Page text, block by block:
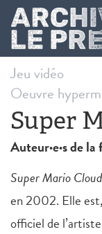
Aller au contenu principal
Jeu vidéo
Oeuvre
Super
Auteur·e·s de la
Super Mario
en 2002. Elle
officiel de